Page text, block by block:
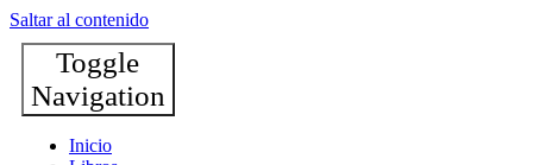
Saltar al contenido
Toggle
Navigation
Inicio